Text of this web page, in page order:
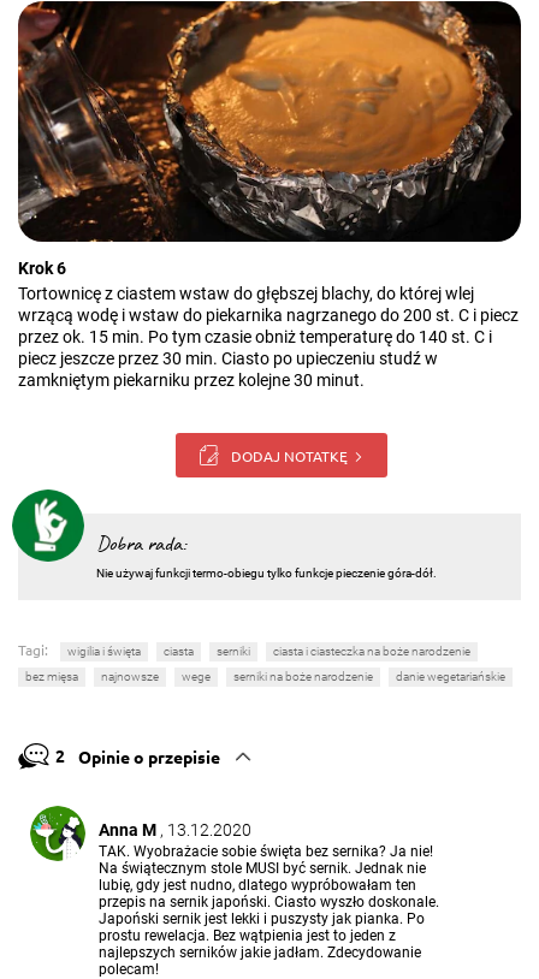
Krok 6
Tortownicę z ciastem wstaw do głębszej blachy, do której wlej
wrzącą wodę i wstaw do piekarnika nagrzanego do 200 st. C i piecz
przez ok. 15 min. Po tym czasie obniż temperaturę do 140 st. C i
piecz jeszcze przez 30 min. Ciasto po upieczeniu studź w
zamkniętym piekarniku przez kolejne 30 minut.
DODAJ NOTATKĘ
Dobra rada:
Nie używaj funkcji termo-obiegu tylko funkcje pieczenie góra-dół.
Tagi: wigilia i święta ciasta serniki
ciasta i ciasteczka na boże narodzenie
bez mięsa
najnowsze wege serniki na boże narodzenie danie wegetariańskie
2 Opinie o przepisie
Anna M , 13.12.2020
TAK. Wyobrażacie sobie święta bez sernika? Ja nie!
Na świątecznym stole MUSI być sernik. Jednak nie
lubię, gdy jest nudno, dlatego wypróbowałam ten
przepis na sernik japoński. Ciasto wyszło doskonale.
Japoński sernik jest lekki i puszysty jak pianka. Po
prostu rewelacja. Bez wątpienia jest to jeden z
najlepszych serników jakie jadłam. Zdecydowanie
polecam!